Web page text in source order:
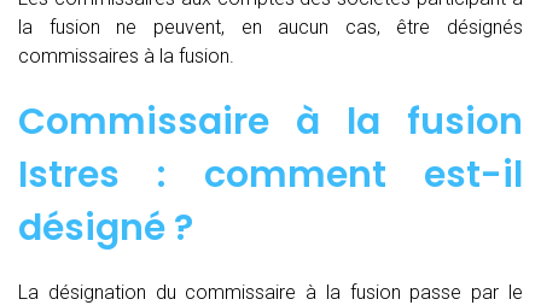
la fusion ne peuvent, en aucun cas, être désignés
commissaires à la fusion.
Commissaire à la fusion
Istres : comment est-il
désigné ?
La désignation du commissaire à la fusion passe par le